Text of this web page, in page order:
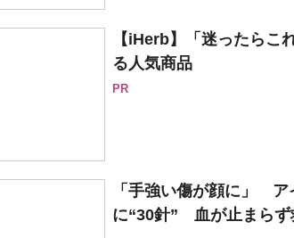
【iHerb】「迷ったらこ
る人気商品
PR
「手強い傷が顔に」 ア
に“30針” 血が止まらず